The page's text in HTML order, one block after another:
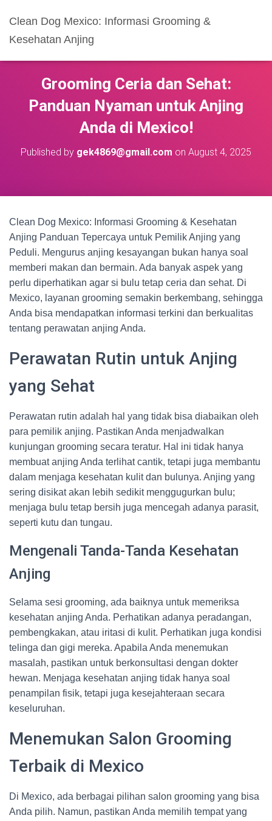
Clean Dog Mexico: Informasi Grooming &
Kesehatan Anjing
Grooming Ceria dan Sehat:
Panduan Nyaman untuk Anjing
Anda di Mexico!
Published by gek4869@gmail.com on August 4, 2025
Clean Dog Mexico: Informasi Grooming & Kesehatan
Anjing Panduan Tepercaya untuk Pemilik Anjing yang
Peduli. Mengurus anjing kesayangan bukan hanya soal
memberi makan dan bermain. Ada banyak aspek yang
perlu diperhatikan agar si bulu tetap ceria dan sehat. Di
Mexico, layanan grooming semakin berkembang, sehingga
Anda bisa mendapatkan informasi terkini dan berkualitas
tentang perawatan anjing Anda.
Perawatan Rutin untuk Anjing
yang Sehat
Perawatan rutin adalah hal yang tidak bisa diabaikan oleh
para pemilik anjing. Pastikan Anda menjadwalkan
kunjungan grooming secara teratur. Hal ini tidak hanya
membuat anjing Anda terlihat cantik, tetapi juga membantu
dalam menjaga kesehatan kulit dan bulunya. Anjing yang
sering disikat akan lebih sedikit menggugurkan bulu;
menjaga bulu tetap bersih juga mencegah adanya parasit,
seperti kutu dan tungau.
Mengenali Tanda-Tanda Kesehatan
Anjing
Selama sesi grooming, ada baiknya untuk memeriksa
kesehatan anjing Anda. Perhatikan adanya peradangan,
pembengkakan, atau iritasi di kulit. Perhatikan juga kondisi
telinga dan gigi mereka. Apabila Anda menemukan
masalah, pastikan untuk berkonsultasi dengan dokter
hewan. Menjaga kesehatan anjing tidak hanya soal
penampilan fisik, tetapi juga kesejahteraan secara
keseluruhan.
Menemukan Salon Grooming
Terbaik di Mexico
Di Mexico, ada berbagai pilihan salon grooming yang bisa
Anda pilih. Namun, pastikan Anda memilih tempat yang